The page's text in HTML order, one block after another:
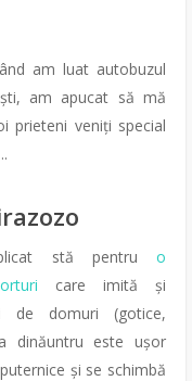
am luat autobuzul
am apucat să mă
prieteni veniți special
stă pentru o
care imită și
de domuri (gotice,
dinăuntru este ușor
și se schimbă